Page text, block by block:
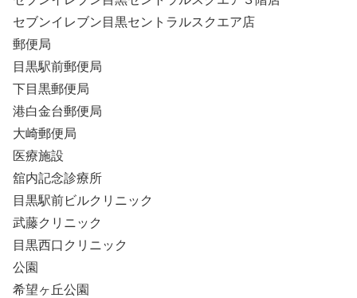
セブンイレブン目黒セントラルスクエア店
郵便局
目黒駅前郵便局
下目黒郵便局
港白金台郵便局
大崎郵便局
医療施設
舘内記念診療所
目黒駅前ビルクリニック
武藤クリニック
目黒西口クリニック
公園
希望ヶ丘公園